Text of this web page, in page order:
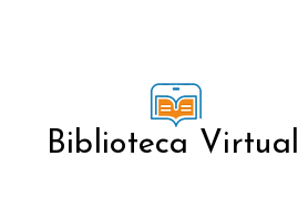
Biblioteca Virtual